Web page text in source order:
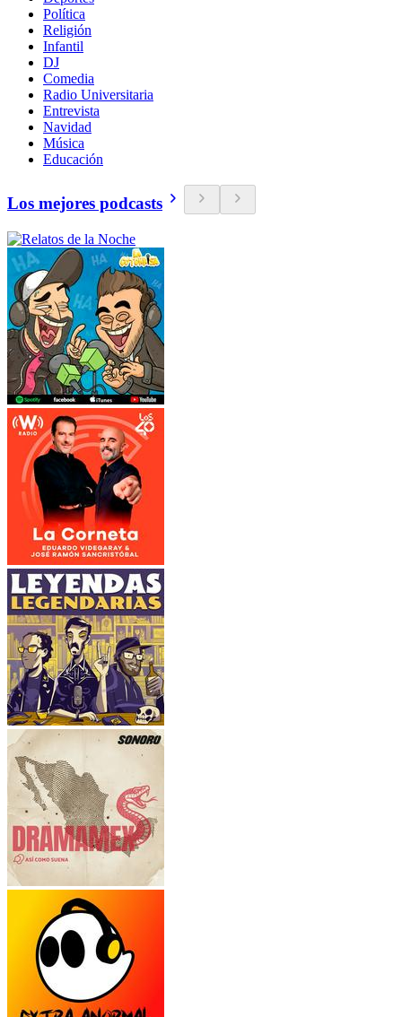
Política
Religión
Infantil
DJ
Comedia
Radio Universitaria
Entrevista
Navidad
Música
Educación
Los mejores podcasts